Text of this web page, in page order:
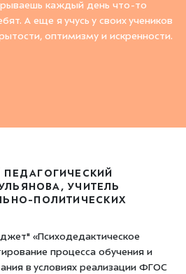
каждый день что-то
А еще я учусь у своих учеников
оптимизму и искренности.
УЧИТЕЛЬ
ПОЛИТИЧЕСКИХ
«Психодедактическое
процесса обучения и
в условиях реализации ФГОС